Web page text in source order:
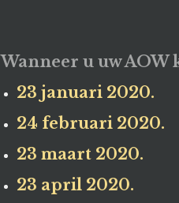
Wanneer u uw AOW
23 januari 2020.
24 februari 2020.
23 maart 2020.
23 april 2020.